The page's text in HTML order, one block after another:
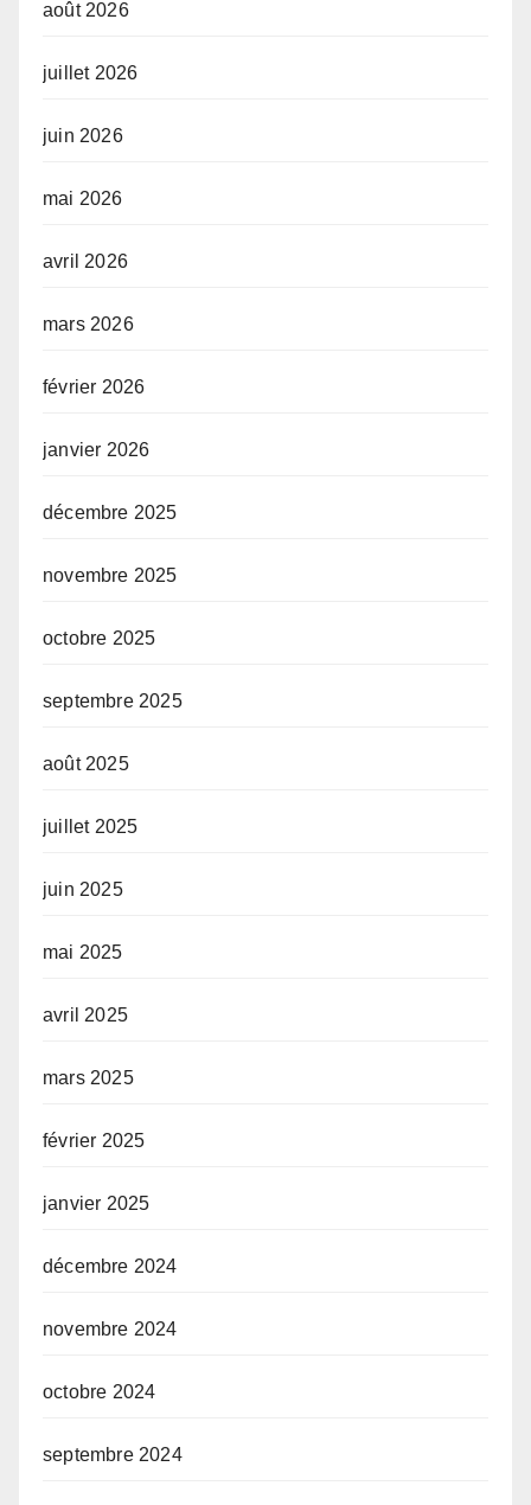
août 2026
juillet 2026
juin 2026
mai 2026
avril 2026
mars 2026
février 2026
janvier 2026
décembre 2025
novembre 2025
octobre 2025
septembre 2025
août 2025
juillet 2025
juin 2025
mai 2025
avril 2025
mars 2025
février 2025
janvier 2025
décembre 2024
novembre 2024
octobre 2024
septembre 2024